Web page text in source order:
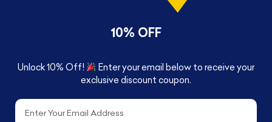
RELATED PRODUCTS
10% OFF
Unlock 10% Off!
Enter your email below to receive your
exclusive discount coupon.
Email